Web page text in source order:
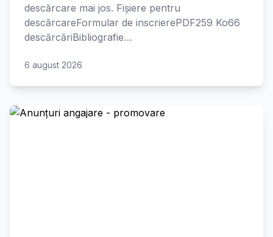
descărcare mai jos. Fișiere pentru
descărcareFormular de inscrierePDF259 Ko66
descărcăriBibliografie…
6 august 2026